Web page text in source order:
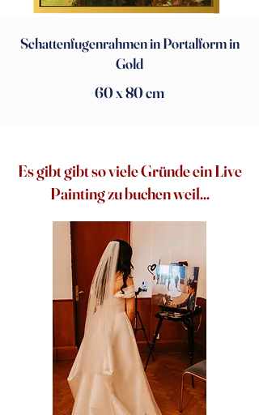
Schattenfugenrahmen in Portalform in
Gold
60 x 80 cm
Es gibt gibt so viele Gründe ein Live
Painting zu buchen weil...